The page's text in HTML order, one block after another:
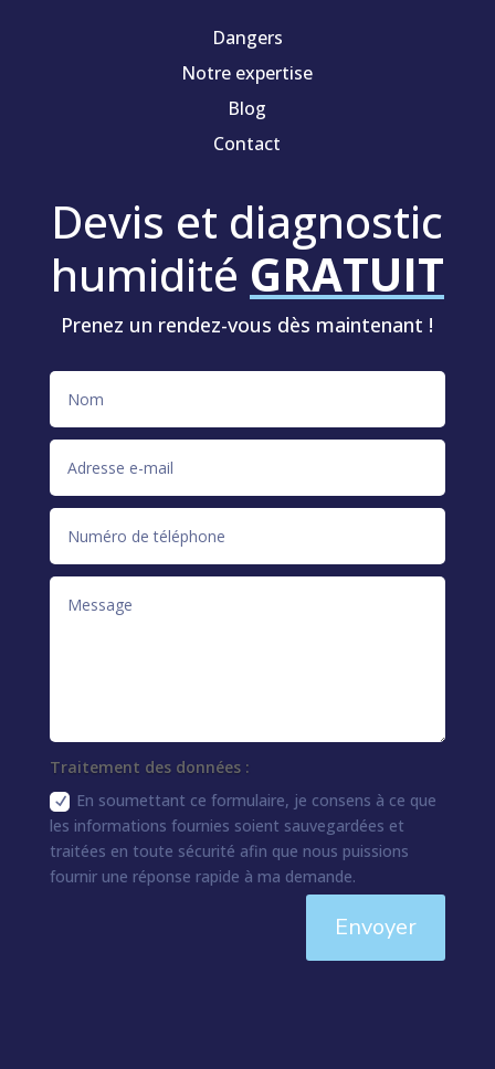
Dangers
Notre expertise
Blog
Contact
Devis et diagnostic
humidité GRATUIT
Prenez un rendez-vous dès maintenant !
Traitement des données :
En soumettant ce formulaire, je consens à ce que
les informations fournies soient sauvegardées et
traitées en toute sécurité afin que nous puissions
fournir une réponse rapide à ma demande.
Envoyer